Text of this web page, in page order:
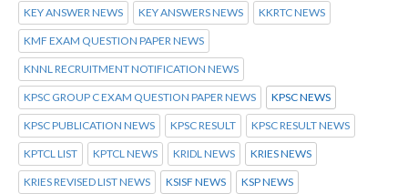
KEY ANSWER NEWS KEY ANSWERS NEWS KKRTC NEWS
KMF EXAM QUESTION PAPER NEWS
KNNL RECRUITMENT NOTIFICATION NEWS
KPSC GROUP C EXAM QUESTION PAPER NEWS KPSC NEWS
KPSC PUBLICATION NEWS KPSC RESULT KPSC RESULT NEWS
KPTCL LIST KPTCL NEWS KRIDL NEWS KRIES NEWS
KRIES REVISED LIST NEWS KSISF NEWS KSP NEWS